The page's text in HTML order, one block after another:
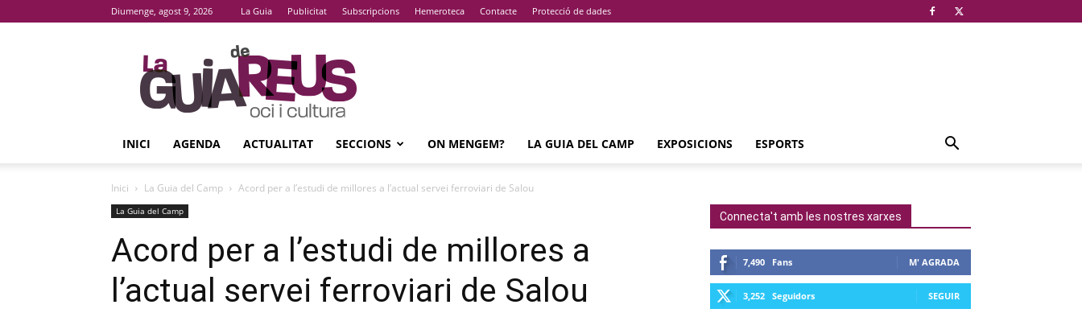
Diumenge, agost 9, 2026 La Guia Publicitat Subscripcions Hemeroteca Contacte Protecció de dades
La
Guia
De
Reus
INICI AGENDA ACTUALITAT SECCIONS ON MENGEM? LA GUIA DEL CAMP EXPOSICIONS ESPORTS
Inici La Guia del Camp Acord per a l’estudi de millores a l’actual servei ferroviari de Salou
La Guia del Camp
Acord per a l’estudi de millores a
l’actual servei ferroviari de Salou
Connecta't amb les nostres xarxes
7,490 Fans M' AGRADA
3,252 Seguidors SEGUIR